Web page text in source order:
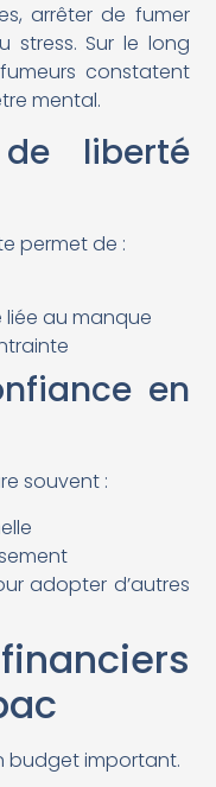
arrêter de fumer
stress. Sur le long
constatent
mental.
liberté
permet de :
liée au manque
en
souvent :
adopter d’autres
budget important.